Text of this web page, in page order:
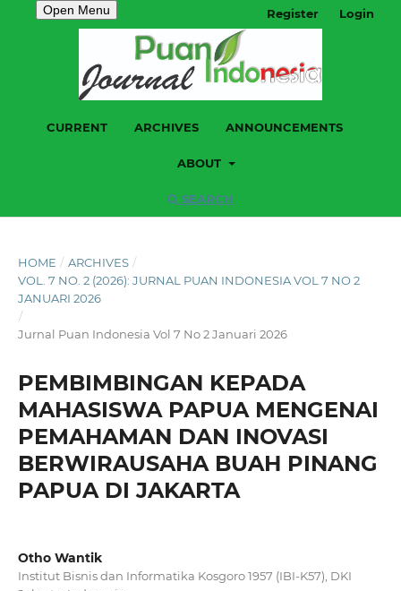
Open Menu
CURRENT ARCHIVES ANNOUNCEMENTS
ABOUT
SEARCH
Register Login
HOME / ARCHIVES /
VOL. 7 NO. 2 (2026): JURNAL PUAN INDONESIA VOL 7 NO 2
JANUARI 2026
/
Jurnal Puan Indonesia Vol 7 No 2 Januari 2026
PEMBIMBINGAN KEPADA
MAHASISWA PAPUA MENGENAI
PEMAHAMAN DAN INOVASI
BERWIRAUSAHA BUAH PINANG
PAPUA DI JAKARTA
Otho Wantik
Institut Bisnis dan Informatika Kosgoro 1957 (IBI-K57), DKI